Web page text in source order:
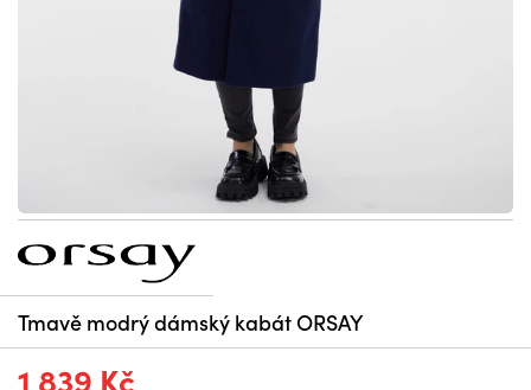
Tmavě modrý dámský kabát ORSAY
1 839 Kč